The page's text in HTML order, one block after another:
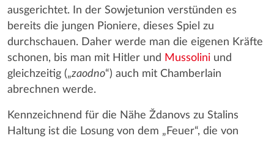
ausgerichtet. In der Sowjetunion verstünden es
bereits die jungen Pioniere, dieses Spiel zu
durchschauen. Daher werde man die eigenen Kräfte
schonen, bis man mit Hitler und Mussolini und
gleichzeitig („zaodno“) auch mit Chamberlain
abrechnen werde.
Kennzeichnend für die Nähe Ždanovs zu Stalins
Haltung ist die Losung von dem „Feuer“, die von